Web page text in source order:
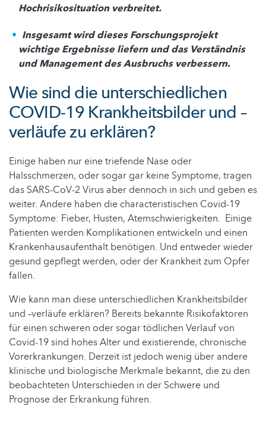
Hochrisikosituation verbreitet.
Insgesamt wird dieses Forschungsprojekt
wichtige Ergebnisse liefern und das Verständnis
und Management des Ausbruchs verbessern.
Wie sind die unterschiedlichen
COVID-19 Krankheitsbilder und –
verläufe zu erklären?
Einige haben nur eine triefende Nase oder
Halsschmerzen, oder sogar gar keine Symptome, tragen
das SARS-CoV-2 Virus aber dennoch in sich und geben es
weiter. Andere haben die characteristischen Covid-19
Symptome: Fieber, Husten, Atemschwierigkeiten. Einige
Patienten werden Komplikationen entwickeln und einen
Krankenhausaufenthalt benötigen. Und entweder wieder
gesund gepflegt werden, oder der Krankheit zum Opfer
fallen.
Wie kann man diese unterschiedlichen Krankheitsbilder
und –verläufe erklären? Bereits bekannte Risikofaktoren
für einen schweren oder sogar tödlichen Verlauf von
Covid-19 sind hohes Alter und existierende, chronische
Vorerkrankungen. Derzeit ist jedoch wenig über andere
klinische und biologische Merkmale bekannt, die zu den
beobachteten Unterschieden in der Schwere und
Prognose der Erkrankung führen.